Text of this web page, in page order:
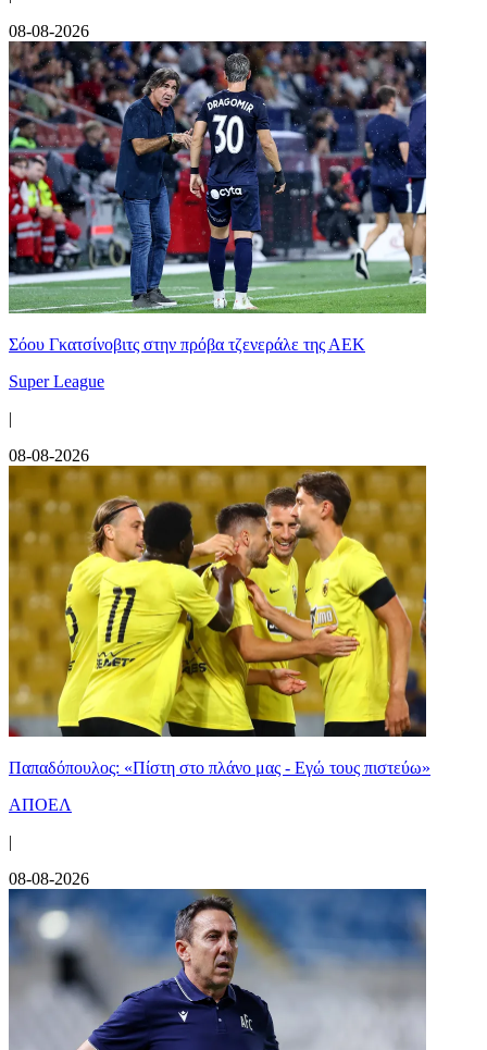
08-08-2026
Σόου Γκατσίνοβιτς στην πρόβα τζενεράλε της ΑΕΚ
Super League
|
08-08-2026
Παπαδόπουλος: «Πίστη στο πλάνο μας - Εγώ τους πιστεύω»
ΑΠΟΕΛ
|
08-08-2026